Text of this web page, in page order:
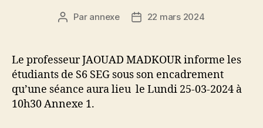
Auteur
Par annexe
Date22 mars 2024
Le professeur JAOUAD MADKOUR informe les
étudiants de S6 SEG sous son encadrement
qu’une séance aura lieu le Lundi 25-03-2024 à
10h30 Annexe 1.